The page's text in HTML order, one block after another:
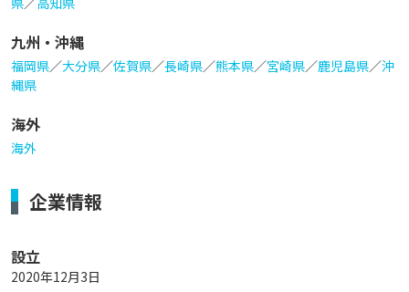
九州・沖縄
福岡県／大分県／佐賀県／長崎県／熊本県／宮崎県／鹿児島県／沖
縄県
海外
海外
企業情報
設立
2020年12月3日